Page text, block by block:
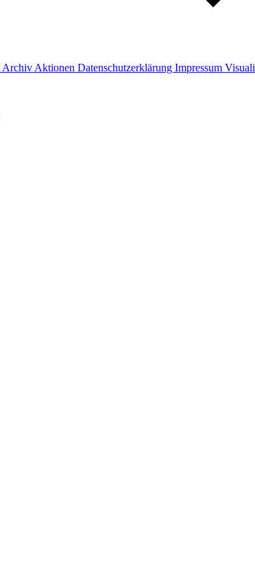
Archiv Aktionen Datenschutzerklärung Impressum